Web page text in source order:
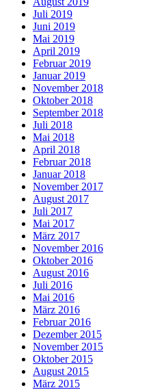
Juli 2019
Juni 2019
Mai 2019
April 2019
Februar 2019
Januar 2019
November 2018
Oktober 2018
September 2018
Juli 2018
Mai 2018
April 2018
Februar 2018
Januar 2018
November 2017
August 2017
Juli 2017
Mai 2017
März 2017
November 2016
Oktober 2016
August 2016
Juli 2016
Mai 2016
März 2016
Februar 2016
Dezember 2015
November 2015
Oktober 2015
August 2015
März 2015